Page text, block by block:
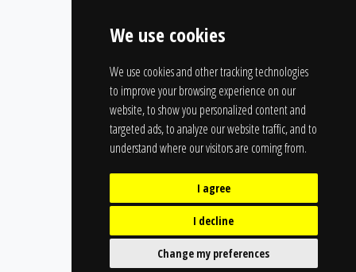
We use cookies
We use cookies and other tracking technologies
to improve your browsing experience on our
website, to show you personalized content and
targeted ads, to analyze our website traffic, and to
understand where our visitors are coming from.
I agree
I decline
Change my preferences